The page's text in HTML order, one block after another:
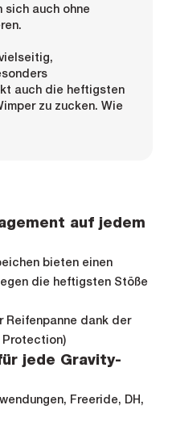
auch ohne
auch die heftigsten
zu zucken. Wie
auf jedem
bieten einen
die heftigsten Stöße
Reifenpanne dank der
Protection)
jede Gravity-
Freeride, DH,